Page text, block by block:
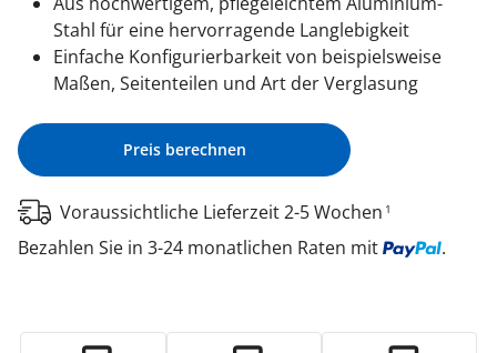
Stahl für eine hervorragende Langlebigkeit
Einfache Konfigurierbarkeit von beispielsweise
Maßen, Seitenteilen und Art der Verglasung
Preis berechnen
Voraussichtliche Lieferzeit 2-5 Wochen 1
Bezahlen Sie in 3-24 monatlichen Raten mit .